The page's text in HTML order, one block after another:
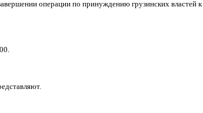
операции по принуждению грузинских властей к